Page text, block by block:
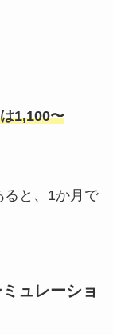
1,100〜
と、 1か月で
ュレーショ